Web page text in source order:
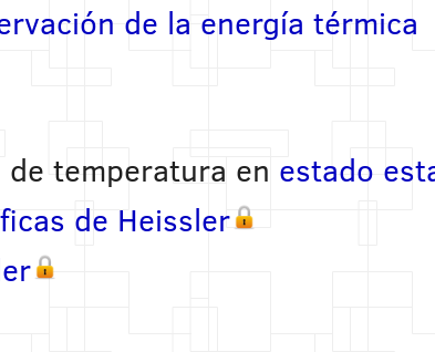
de la energía térmica
temperatura en estado
de Heissler